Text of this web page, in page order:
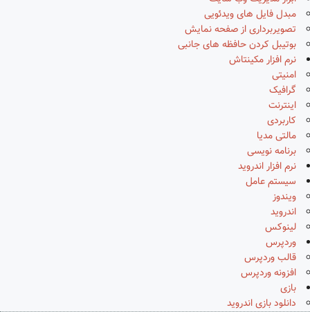
مبدل فایل های ویدئویی
تصویربرداری از صفحه نمایش
بوتیبل کردن حافظه های جانبی
نرم افزار مکینتاش
امنیتی
گرافیک
اینترنت
کاربردی
مالتی مدیا
برنامه نویسی
نرم افزار اندروید
سیستم عامل
ویندوز
اندروید
لینوکس
وردپرس
قالب وردپرس
افزونه وردپرس
بازی
دانلود بازی اندروید